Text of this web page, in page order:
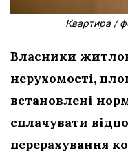
Квартира /
Власники
нерухомості,
встановлені
сплачувати
перерахування